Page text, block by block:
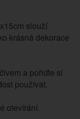
slouží
krásná dekorace
a pořiďte si
používat.
otevírání.